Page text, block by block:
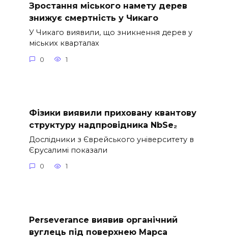
Зростання міського намету дерев
знижує смертність у Чикаго
У Чикаго виявили, що зникнення дерев у
міських кварталах
0 1
Фізики виявили приховану квантову
структуру надпровідника NbSe₂
Дослідники з Єврейського університету в
Єрусалимі показали
0 1
Perseverance виявив органічний
вуглець під поверхнею Марса